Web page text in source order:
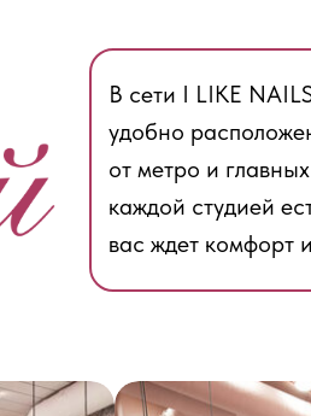
В сети I LIKE
удобно
от метро и
каждой студией
вас ждет комфорт